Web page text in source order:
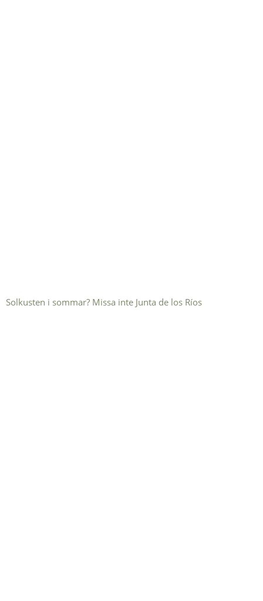
Solkusten i sommar? Missa inte Junta de los Ríos